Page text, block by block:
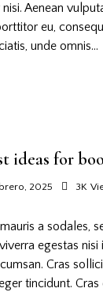
Aenean
eu,
unde omnis…
ideas for
2025 3K
a sodales,
egestas nisi
Cras
tincidunt. Cras